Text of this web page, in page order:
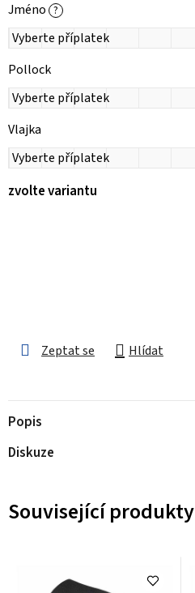
Jméno ?
Pollock
Vlajka
zvolte variantu
Zeptat se Hlídat
Popis
Diskuze
Související produkty